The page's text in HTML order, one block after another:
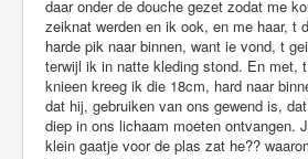
daar onder de douche gezet zodat me
zeiknat werden en ik ook, en me haar, t
harde pik naar binnen, want ie vond, t
terwijl ik in natte kleding stond. En met,
knieen kreeg ik die 18cm, hard naar
dat hij, gebruiken van ons gewend is,
diep in ons lichaam moeten ontvangen.
klein gaatje voor de plas zat he??